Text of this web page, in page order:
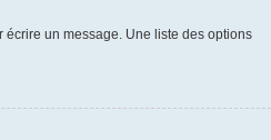
écrire un message. Une liste des options